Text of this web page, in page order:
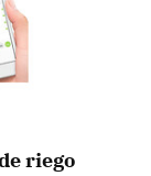
riego